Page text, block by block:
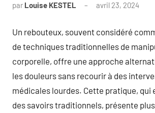
par Louise KESTEL avril 23, 2024
Un rebouteux, souvent considéré
de techniques traditionnelles de
corporelle, offre une approche
les douleurs sans recourir à des
médicales lourdes. Cette pratique, qui
des savoirs traditionnels, présente